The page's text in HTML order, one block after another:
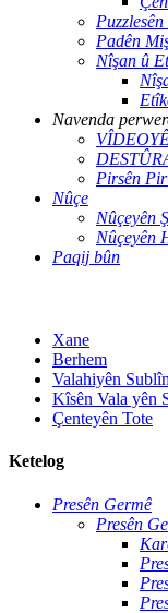
Padên
Nîşan û
Navenda
Pirsên
Nûçe
Nûçeyên
Nûçeyên
Paqij bûn
Xane
Berhem
Valahiyên
Kîsên Vala yên
Çenteyên Tote
Ketelog
Presên Germê
Presên